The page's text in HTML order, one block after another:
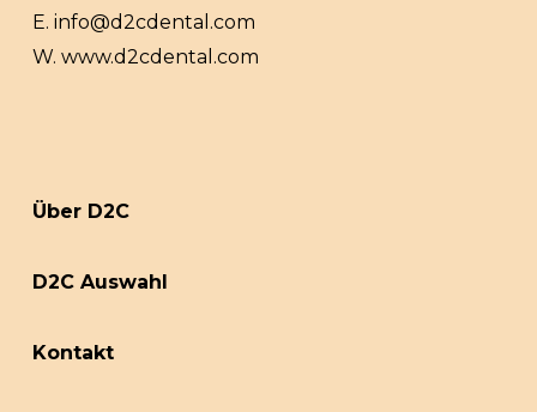
E. info@d2cdental.com
W. www.d2cdental.com
Über D2C
D2C Auswahl
Kontakt